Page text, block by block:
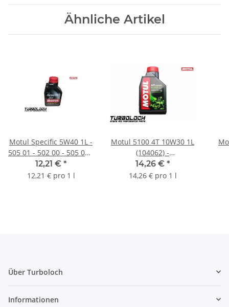
Ähnliche Artikel
Motul Specific 5W40 1L -
505 01 - 502 00 - 505 00 -
Audi Seat Skoda VW PD -
TDI (101573)
12,21 € *
12,21 € pro 1 l
Motul 5100 4T 10W30 1L
(104062) -
technosysthetisches
Motorrad Motoröl auf
14,26 € *
14,26 € pro 1 l
Über Turboloch
Informationen